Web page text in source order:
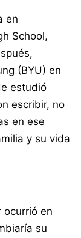
en
School,
(BYU) en
estudió
escribir, no
en ese
y su vida
ocurrió en
su